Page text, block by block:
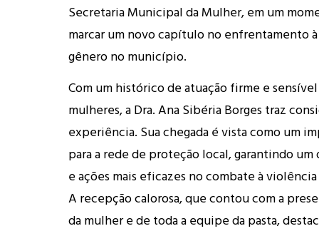
Secretaria Municipal da Mulher, em um
marcar um novo capítulo no enfrentamento
gênero no município.
Com um histórico de atuação firme e
mulheres, a Dra. Ana Sibéria Borges traz
experiência. Sua chegada é vista como um
para a rede de proteção local, garantindo
e ações mais eficazes no combate à
A recepção calorosa, que contou com a
da mulher e de toda a equipe da pasta,